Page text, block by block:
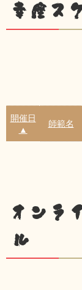
幸座ス
開催日
▲
師範名
オンラ
ル